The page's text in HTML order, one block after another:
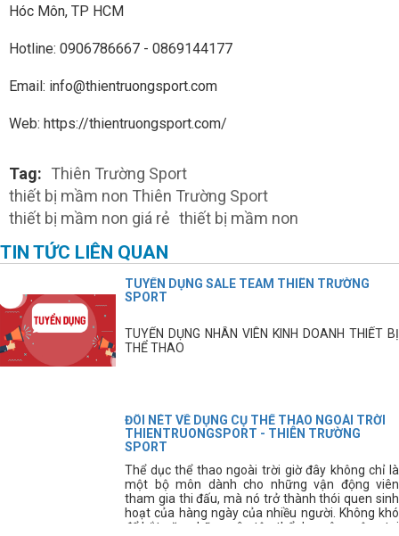
Hóc Môn, TP HCM
Hotline: 0906786667 - 0869144177
Email: info@thientruongsport.com
Web: https://thientruongsport.com/
Tag: Thiên Trường Sport
thiết bị mầm non Thiên Trường Sport
thiết bị mầm non giá rẻ thiết bị mầm non
TIN TỨC LIÊN QUAN
TUYỂN DỤNG SALE TEAM THIÊN TRƯỜNG
SPORT
TUYỂN DỤNG NHÂN VIÊN KINH DOANH THIẾT BỊ
THỂ THAO
ĐÔI NÉT VỀ DỤNG CỤ THỂ THAO NGOÀI TRỜI
THIENTRUONGSPORT - THIÊN TRƯỜNG
SPORT
Thể dục thể thao ngoài trời giờ đây không chỉ là
một bộ môn dành cho những vận động viên
tham gia thi đấu, mà nó trở thành thói quen sinh
hoạt của hàng ngày của nhiều người. Không khó
để bắt gặp những sân tập thể dục công cộng tại